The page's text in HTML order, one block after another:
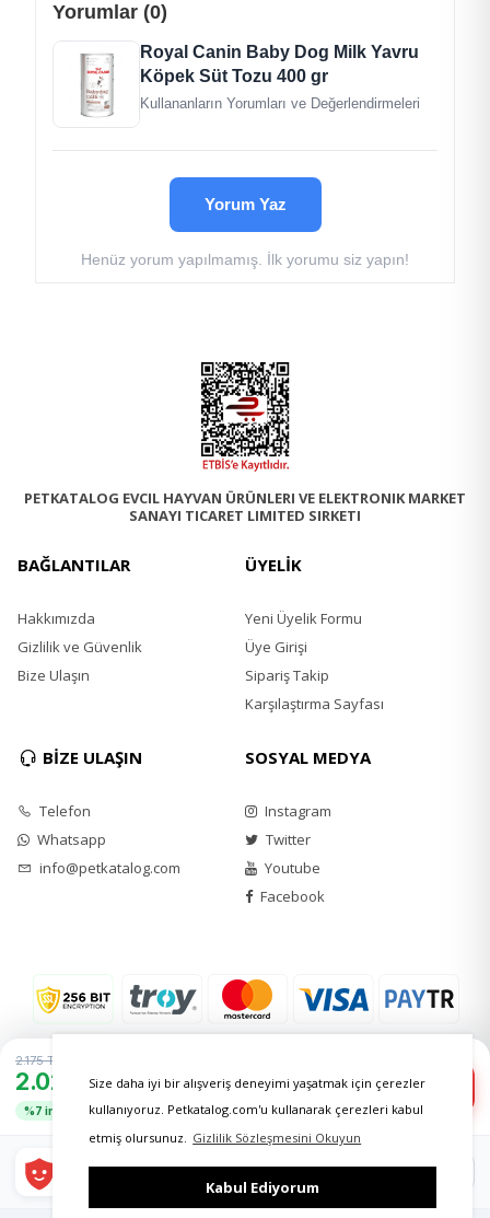
Size daha iyi bir alışveriş deneyimi yaşatmak için çerezler
kullanıyoruz. Petkatalog.com'u kullanarak çerezleri kabul
etmiş olursunuz. Gizlilik Sözleşmesini Okuyun
Kabul Ediyorum
Yorumlar (0)
Royal Canin Baby Dog Milk Yavru
Köpek Süt Tozu 400 gr
Kullananların Yorumları ve Değerlendirmeleri
Yorum Yaz
Henüz yorum yapılmamış. İlk yorumu siz yapın!
2.175 TL
2.025 TL
%7 indirim
− 1 + Sepete Ekle
Daha avantajlı fiyatlar
mobil uygulamada seni bekliyor!
Google Play
PETKATALOG EVCIL HAYVAN ÜRÜNLERI VE ELEKTRONIK MARKET
SANAYI TICARET LIMITED SIRKETI
BAĞLANTILAR
Hakkımızda
Gizlilik ve Güvenlik
Bize Ulaşın
ÜYELİK
Yeni Üyelik Formu
Üye Girişi
Sipariş Takip
Karşılaştırma Sayfası
BİZE ULAŞIN
Telefon
Whatsapp
info@petkatalog.com
SOSYAL MEDYA
Instagram
Twitter
Youtube
Facebook